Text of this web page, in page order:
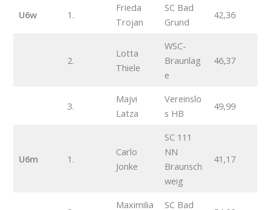
U6w 1.
Frieda
Trojan
SC Bad
Grund
42,36
2.
Lotta
Thiele
WSC-
Braunlag
e
46,37
3.
Majvi
Latza
Vereinslo
s HB
49,99
U6m 1.
Carlo
Jonke
SC 111
NN
Braunsch
weig
41,17
Maximilia SC Bad